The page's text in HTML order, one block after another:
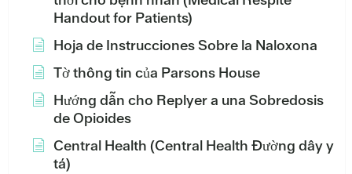
Handout for Patients)
Hoja de Instrucciones Sobre la Naloxona
Tờ thông tin của Parsons House
Hướng dẫn cho Replyer a una Sobredosis
de Opioides
Central Health (Central Health Đường dây y
tá)